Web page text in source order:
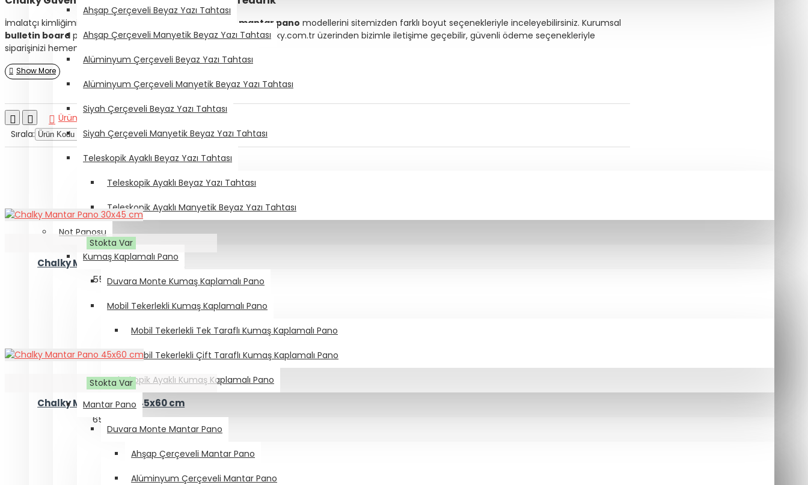
Ahşap Çerçeveli Beyaz Yazı Tahtası
Ahşap Çerçeveli Manyetik Beyaz Yazı Tahtası
Alüminyum Çerçeveli Beyaz Yazı Tahtası
Alüminyum Çerçeveli Manyetik Beyaz Yazı Tahtası
Siyah Çerçeveli Beyaz Yazı Tahtası
Siyah Çerçeveli Manyetik Beyaz Yazı Tahtası
Teleskopik Ayaklı Beyaz Yazı Tahtası
Teleskopik Ayaklı Beyaz Yazı Tahtası
Teleskopik Ayaklı Manyetik Beyaz Yazı Tahtası
Not Panosu
Kumaş Kaplamalı Pano
Duvara Monte Kumaş Kaplamalı Pano
Mobil Tekerlekli Kumaş Kaplamalı Pano
Mobil Tekerlekli Tek Taraflı Kumaş Kaplamalı Pano
Mobil Tekerlekli Çift Taraflı Kumaş Kaplamalı Pano
Teleskopik Ayaklı Kumaş Kaplamalı Pano
Mantar Pano
Duvara Monte Mantar Pano
Ahşap Çerçeveli Mantar Pano
Alüminyum Çerçeveli Mantar Pano
İmalatçı kimliğimizle ürettiğimiz alüminyum çerçeveli mantar pano modellerini sitemizden farklı boyut seçenekleriyle inceleyebilirsiniz. Kurumsal
bulletin board projeleriniz ve özel ölçü talepleriniz için www.chalky.com.tr üzerinden bizimle iletişime geçebilir, güvenli ödeme seçenekleriyle
siparişinizi hemen oluşturabilirsiniz.
Ürün Karşılaştır
Sırala: Göster:
Stokta Var
Chalky Mantar Pano 30x45 cm
550,00₺
Stokta Var
Chalky Mantar Pano 45x60 cm
650,00₺